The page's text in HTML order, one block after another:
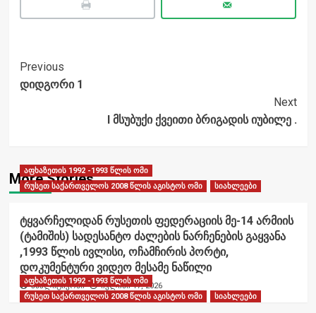
Post
Navigation
Previous
დიდგორი 1
Next
I მსუბუქი ქვეითი ბრიგადის იუბილე .
More Stories
აფხაზეთის 1992 -1993 წლის ომი
რუსეთ საქართველოს 2008 წლის აგისტოს ომი
სიახლეები
ტყვარჩელიდან რუსეთის ფედერაციის მე-14 არმიის
(ტამიშის) სადესანტო ძალების ნარჩენების გაყვანა
,1993 წლის ივლისი, ოჩამჩირის პორტი,
დოკუმენტური ვიდეო მესამე ნაწილი
ანალიტიკოსი ივლისი 17, 2026
აფხაზეთის 1992 -1993 წლის ომი
რუსეთ საქართველოს 2008 წლის აგისტოს ომი
სიახლეები